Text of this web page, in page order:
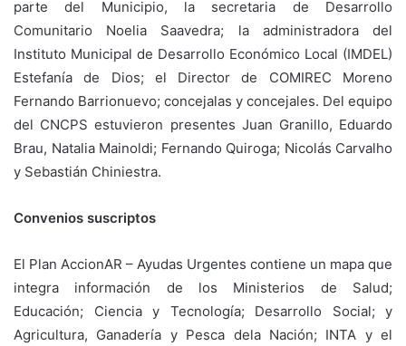
parte del Municipio, la secretaria de Desarrollo
Comunitario Noelia Saavedra; la administradora del
Instituto Municipal de Desarrollo Económico Local (IMDEL)
Estefanía de Dios; el Director de COMIREC Moreno
Fernando Barrionuevo; concejalas y concejales. Del equipo
del CNCPS estuvieron presentes Juan Granillo, Eduardo
Brau, Natalia Mainoldi; Fernando Quiroga; Nicolás Carvalho
y Sebastián Chiniestra.
Convenios suscriptos
El Plan AccionAR – Ayudas Urgentes contiene un mapa que
integra información de los Ministerios de Salud;
Educación; Ciencia y Tecnología; Desarrollo Social; y
Agricultura, Ganadería y Pesca dela Nación; INTA y el